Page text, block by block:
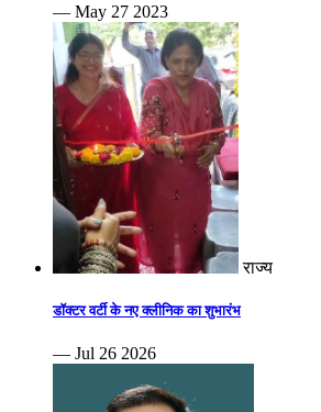
— May 27 2023
राज्य
डॉक्टर वर्टी के नए क्लीनिक का शुभारंभ
— Jul 26 2026